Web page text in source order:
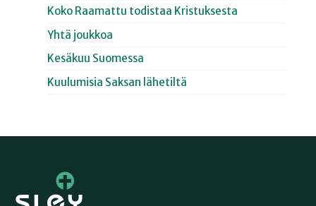
Koko Raamattu todistaa Kristuksesta
Yhtä joukkoa
Kesäkuu Suomessa
Kuulumisia Saksan lähetiltä